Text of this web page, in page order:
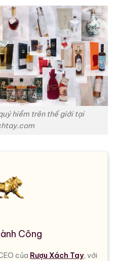
hiềm trên thế giới tại
Công
của Rượu Xách Tay, với